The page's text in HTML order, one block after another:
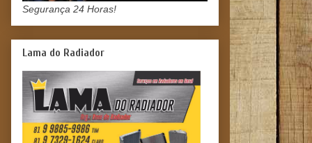
Segurança 24 Horas!
Lama do Radiador